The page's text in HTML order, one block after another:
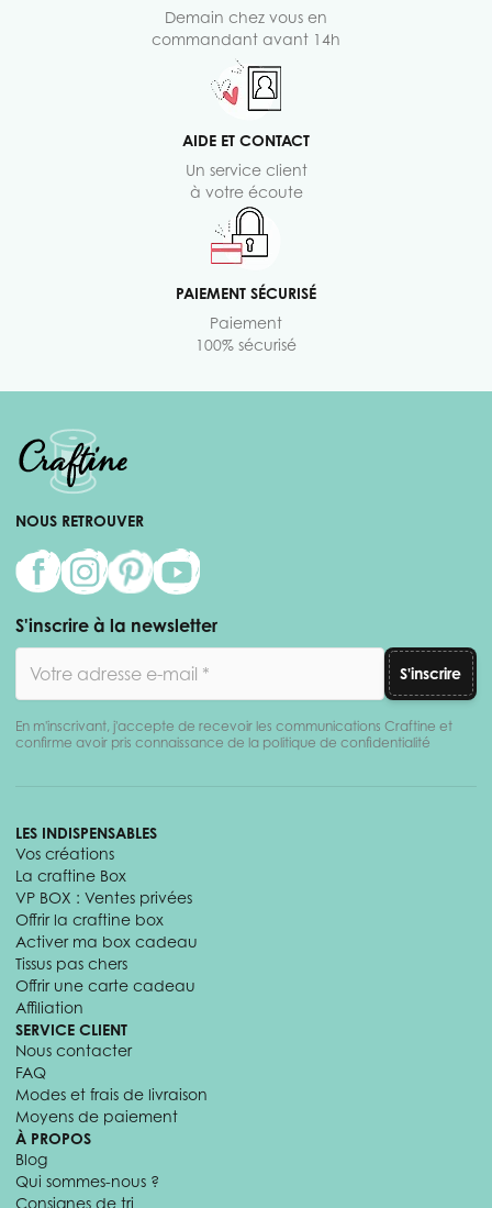
Demain chez vous en
commandant avant 14h
AIDE ET CONTACT
Un service client
à votre écoute
PAIEMENT SÉCURISÉ
Paiement
100% sécurisé
NOUS RETROUVER
S'inscrire à la newsletter
S'inscrire
En m'inscrivant, j'accepte de recevoir les communications Craftine et
confirme avoir pris connaissance de la politique de confidentialité
LES INDISPENSABLES
Vos créations
La craftine Box
VP BOX : Ventes privées
Offrir la craftine box
Activer ma box cadeau
Tissus pas chers
Offrir une carte cadeau
Affiliation
SERVICE CLIENT
Nous contacter
FAQ
Modes et frais de livraison
Moyens de paiement
À PROPOS
Blog
Qui sommes-nous ?
Consignes de tri